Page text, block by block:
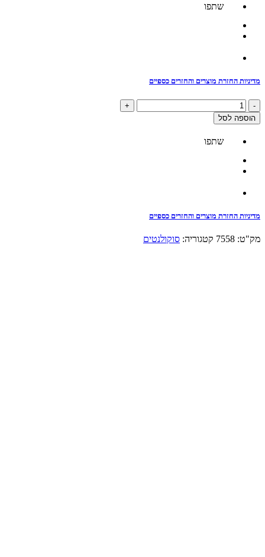
בוריטו
שתפו
מדיניות החזרת מוצרים והחזרים כספיים
-
כמות
של
צורית
בוריטו
+
הוספה לסל
שתפו
מדיניות החזרת מוצרים והחזרים כספיים
מק"ט: 7558 קטגוריה: סוקולנטים